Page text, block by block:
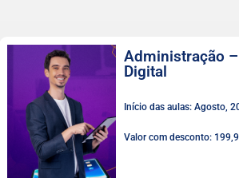
Administração –
Digital
Início das aulas: Agosto,
Valor com desconto: